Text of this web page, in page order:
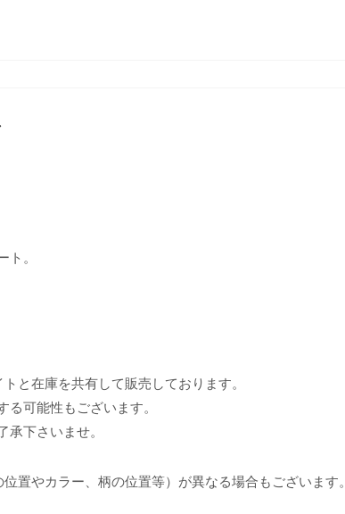
。
と在庫を共有して販売しております。
可能性もございます。
下さいませ。
置やカラー、柄の位置等）が異なる場合もございます。